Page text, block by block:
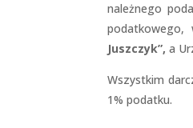
należnego
podatkowego,
Juszczyk”,a
Wszystkim
1% podatku.